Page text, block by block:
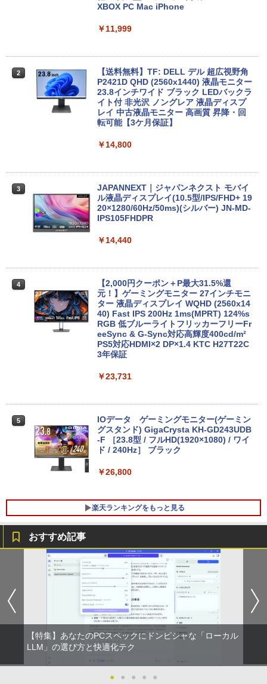
￥-
【2026年アップグレード版】AOKIMI ワイヤ
軽量 ブルートゥースHi-Fi 最大36時間再生 ぶ
学/WEB会議(ホワイト)
￥1,964
Xiaomi シャオミ REDMI Buds 8 Lite ワイヤ
￥3,480
￥250
￥250
見知らぬ糸
￥250
On My Road (Stadium ver.)
￥250
￥1,117
強炭酸水 ペットボトル 500ミリリットル (Sm
【Amazon.co.jp限定】 伊藤園 磨かれて、澄
みきった日本の水 2L 8本 ラベルレス [ ケース
] [ 水 ] [ ペットボトル ] [ 箱買い ] [ ストック
] [ 水分補給 ]
￥594
￥832
スーパーの裏でヤニ吸うふたり 9巻 (デジタル
HUNTER×HUNTER モノクロ版 39 (ジャンプ
コミックスDIGITAL)
￥572
2026】【Office 2019 H&B】富士通 MU
937/Celeron 3865U/メモリ:4GB/8GB/S
SD:128GB/256GB/512GB/1TB/13.3型/
フルHD/wifi/HDMI/USB3.0/中古 ノート
パソコン/モバイルPC/Windows11
ノートパソコン 中古ノートPC おまかせ
パソコン 15.6インチ SSD256GB メモリ
8GB Windows11 中古パソコン 富士通
東芝 NEC HP DELL等 ノートpc Office
ン
HP Elite Dragonfly Windows11 64bit
タッチパネル液晶 WEBカメラ HDMI Cor
e i5 8265U メモリー8GB 高速SSD128G
B 無線LAN B5サイズ モバイル フルHD
液晶 ノートパソコン【中古】【30日保
証】1803966
￥26,800
5
「P15倍還元」ノートパソコン 第13世代
Intel 高速CPU搭載 Office2024付き｜Wi
ndows11Pro 初期設定済｜14.1型液晶｜
メモリ8GB＋SSD512GB｜日本語キーボ
ビジネス・初心者最適｜Webカメラ・大
￥29,980
office付き TVチューナー PC 本体 送料込
￥63,800
2
【★20％クーポン】MINISFORUM NAB
6 Lite ミニPC Intel® Core i5-12600H 1
6/32GB 512GB/1TB ミニパソコン Wi-Fi
6 BT5.2 2x2500Mbps LAN有線無線接続
両対応 HDMI×2 /USB-C×2 4K@60Hz 4
画面出力 小型パソコン
￥109,799
3
-新品- mouse G TUNE DGI5G60JD65D
WHB3 ゲーミングデスクトップ
￥189,800
デスクトップPC FMV Desktop Fシリー
ズ F77 27型 / Core i7-1260P / メモリ 16
GB / SSD 1TB / Windows 11 / 2024 Offi
ce付き
￥229,800
【★20%OFF】MINISFORUM MS-S1 M
E LAN ミニパソコン
￥565,999
XBOX PC Mac iPhone
￥11,999
2
【送料無料】TF: DELL デル 超広視野角
P2421D QHD (2560x1440) 液晶モニター
23.8インチワイド ブラック LEDバックラ
イト付 非光沢 ノングレア 液晶ディスプ
レイ 中古液晶モニター 高画質 昇降・回
転可能【3ケ月保証】
￥14,800
3
JAPANNEXT｜ジャパンネクスト モバイ
ル液晶ディスプレイ(10.5型/IPS/FHD+ 19
20×1280/60Hz/50ms)(シルバー) JN-MD-
IPS105FHDPR
￥14,440
4
【2,000円クーポン＋P最大31.5%還
元！】ゲーミングモニター 27インチモニ
ター 液晶ディスプレイ WQHD (2560x14
40) Fast IPS 200Hz 1ms(MPRT) 124%s
RGB 低ブルーライトフリッカーフリーFr
eeSync & G-Sync対応高輝度400cd/m²
PS5対応HDMI×2 DP×1.4 KTC H27T22C
3年保証
￥23,731
5
IOデータ ゲーミングモニター(ゲーミン
グスタンド) GigaCrysta KH-GD243UDB
-F ［23.8型 / フルHD(1920×1080) / ワイ
ド / 240Hz］ ブラック
￥26,800
楽天ランキングをもっと見る
ハーレム王の異世界プレス漫遊記 〜最強
無双のおじさんはあらゆる種族を嫁にす
る〜（コミック） ： 6 【電子書籍】[ 灰
刃ねむみ ]
￥792
ック 30th anniversary Art Book of Pok
emon Video Games developed by GA
おすすめ記事
【特集】あなたのPCスペックにドンピシャな「ローカル
LLM」の選び方と快適化テク
● ● ● ● ●